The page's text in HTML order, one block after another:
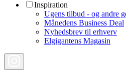
Inspiration
Ugens tilbud - og andre
Månedens Business Deal
Nyhedsbrev til erhverv
Elgigantens Magasin